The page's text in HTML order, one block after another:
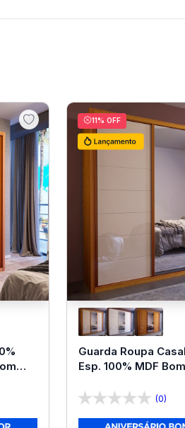
11% OFF
Guarda Roupa
Esp. 100% MDF
(0)